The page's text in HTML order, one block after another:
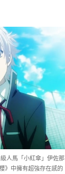
人馬「小紅傘」伊佐那
》中擁有超強存在感的